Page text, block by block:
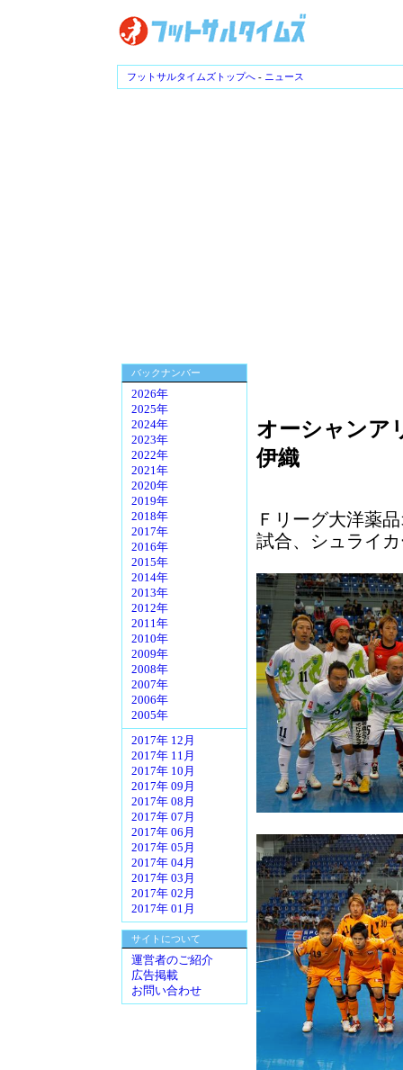
フットサルタイムズトップへ - ニュース
バックナンバー
2026年
2025年
2024年
2023年
2022年
2021年
2020年
2019年
2018年
2017年
2016年
2015年
2014年
2013年
2012年
2011年
2010年
2009年
2008年
2007年
2006年
2005年
2017年 12月
2017年 11月
2017年 10月
2017年 09月
2017年 08月
2017年 07月
2017年 06月
2017年 05月
2017年 04月
2017年 03月
2017年 02月
2017年 01月
サイトについて
運営者のご紹介
広告掲載
お問い合わせ
オーシャンア
伊織
Ｆリーグ大洋薬
試合、シュライ